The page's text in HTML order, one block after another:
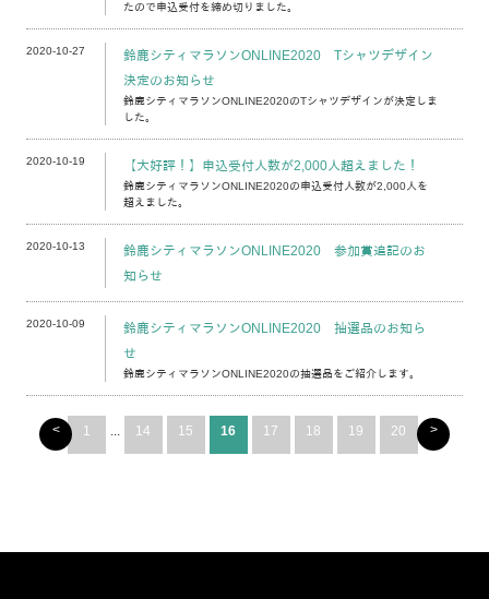
たので申込受付を締め切りました。
2020-10-27
鈴鹿シティマラソンONLINE2020 Tシャツデザイン
決定のお知らせ
鈴鹿シティマラソンONLINE2020のTシャツデザインが決定しま
した。
2020-10-19 【大好評！】申込受付人数が2,000人超えました！
鈴鹿シティマラソンONLINE2020の申込受付人数が2,000人を
超えました。
2020-10-13
鈴鹿シティマラソンONLINE2020 参加賞追記のお
知らせ
2020-10-09
鈴鹿シティマラソンONLINE2020 抽選品のお知ら
せ
鈴鹿シティマラソンONLINE2020の抽選品をご紹介します。
< 1 ... 14 15 16 17 18 19 20 >